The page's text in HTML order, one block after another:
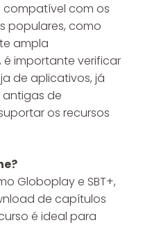
compatível com os
populares, como
ampla
é importante verificar
de aplicativos, já
antigas de
os recursos
Globoplay e SBT+,
de capítulos
é ideal para